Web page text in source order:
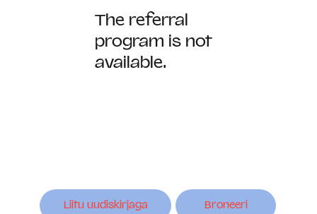
The referral
program is not
available.
Liitu uudiskirjaga Broneeri